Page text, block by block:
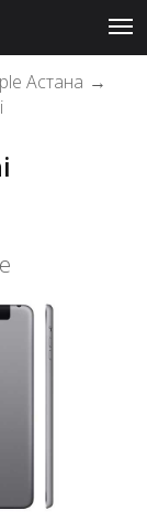
Астана →